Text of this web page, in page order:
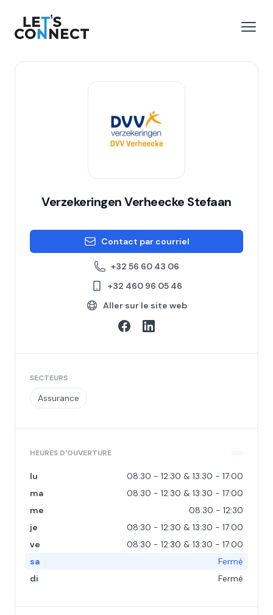
Let's Connect
le menu
Verzekeringen Verheecke Stefaan
Contact par courriel
+32 56 60 43 06
+32 460 96 05 46
Aller sur le site web
SECTEURS
Assurance
HEURES D'OUVERTURE
lu
08:30 - 12:30 & 13:30 - 17:00
ma
08:30 - 12:30 & 13:30 - 17:00
me
08:30 - 12:30
je
08:30 - 12:30 & 13:30 - 17:00
ve
08:30 - 12:30 & 13:30 - 17:00
sa
Fermé
di
Fermé